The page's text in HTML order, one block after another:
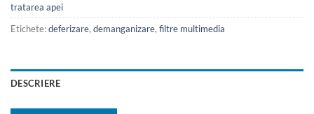
tratarea apei
Etichete:deferizare, demanganizare, filtre multimedia
DESCRIERE